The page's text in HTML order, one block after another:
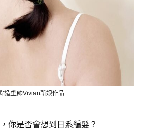
造型師Vivian新娘作品
你是否會想到日系編髮？